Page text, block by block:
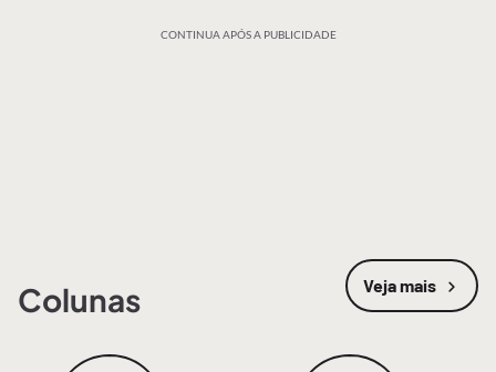
CONTINUA APÓS A PUBLICIDADE
Colunas Veja mais